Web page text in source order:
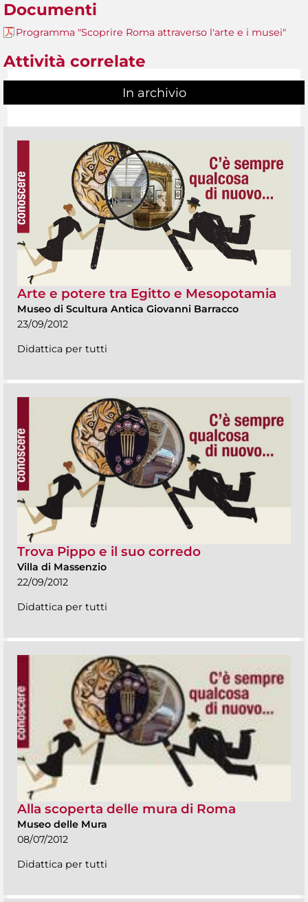
Documenti
Programma "Scoprire Roma attraverso l'arte e i musei"
Attività correlate
In archivio
Arte e potere tra Egitto e Mesopotamia
Museo di Scultura Antica Giovanni Barracco
23/09/2012
Didattica per tutti
Trova Pippo e il suo corredo
Villa di Massenzio
22/09/2012
Didattica per tutti
Alla scoperta delle mura di Roma
Museo delle Mura
08/07/2012
Didattica per tutti